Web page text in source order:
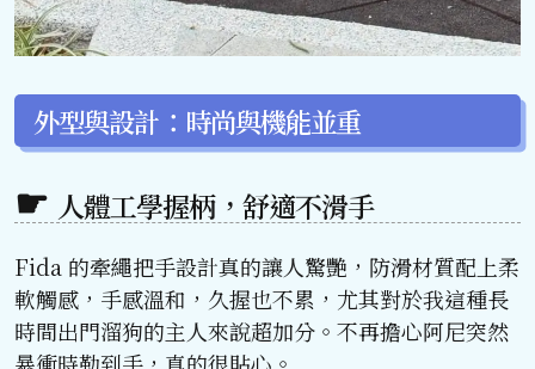
外型與設計：時尚與機能並重
人體工學握柄，舒適不滑手
Fida 的牽繩把手設計真的讓人驚艷，防滑材質配上柔
軟觸感，手感溫和，久握也不累，尤其對於我這種長
時間出門溜狗的主人來說超加分。不再擔心阿尼突然